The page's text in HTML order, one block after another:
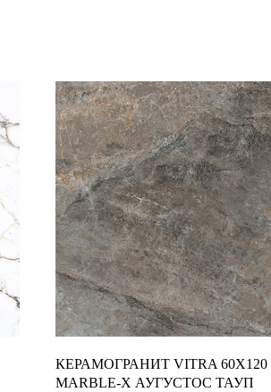
КЕРАМОГРАНИТ VITRA 60X120
MARBLE-X АУГУСТОС ТАУП